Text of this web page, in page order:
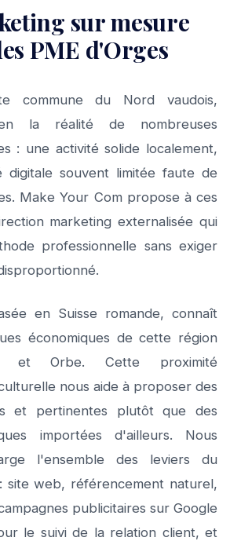
sur mesure
PME d'Orges
commune du Nord vaudois,
la réalité de nombreuses
: une activité solide localement,
digitale souvent limitée faute de
Make Your Com propose à ces
marketing externalisée qui
professionnelle sans exiger
en Suisse romande, connaît
économiques de cette région
et Orbe. Cette proximité
nous aide à proposer des
et pertinentes plutôt que des
importées d'ailleurs. Nous
l'ensemble des leviers du
site web, référencement naturel,
publicitaires sur Google
le suivi de la relation client, et